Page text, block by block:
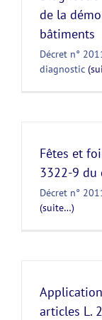
de la
bâtiments
Décret n°
diagnostic
Fêtes et
3322-9 du
Décret n°
(suite…)
articles L.